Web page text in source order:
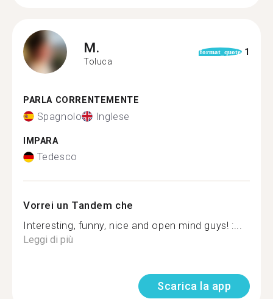
M.
Toluca
format_quote 1
PARLA CORRENTEMENTE
Spagnolo Inglese
IMPARA
Tedesco
Vorrei un Tandem che
Interesting, funny, nice and open mind guys! :...
Leggi di più
Scarica la app